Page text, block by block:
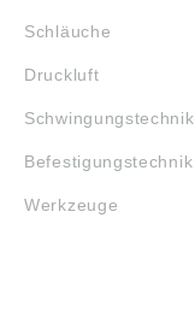
Schläuche
Druckluft
Schwingungstechnik
Befestigungstechnik
Werkzeuge